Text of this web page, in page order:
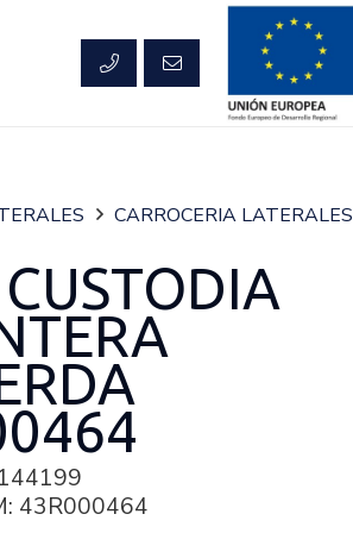
CARROCERIA LATERALES
144199
43R000464